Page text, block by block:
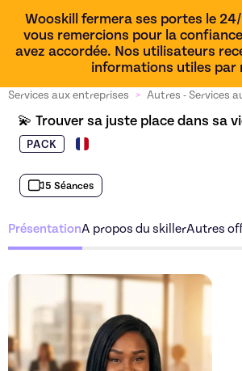
Wooskill fermera ses portes le
vous remercions pour la
avez accordée. Nos utilisateurs
informations utiles par
Services aux entreprises > Autres - Services
💫 Trouver sa juste place dans sa
PACK
5 Séances
PrésentationA propos du skillerAutres